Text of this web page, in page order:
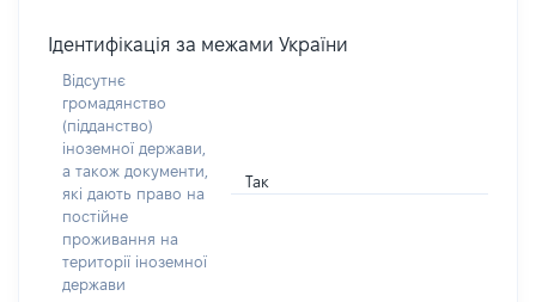
Ідентифікація за межами України
Відсутнє
громадянство
(підданство)
іноземної держави,
а також документи,
які дають право на
постійне
проживання на
території іноземної
держави
Так